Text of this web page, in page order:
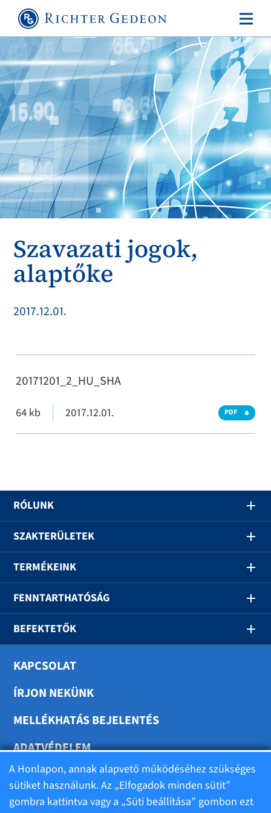
Szavazati jogok,
alaptőke
2017.12.01.
20171201_2_HU_SHA
64 kb 2017.12.01. PDF
RÓLUNK
SZAKTERÜLETEK
TERMÉKEINK
FENNTARTHATÓSÁG
BEFEKTETŐK
KAPCSOLAT
ÍRJON NEKÜNK
MELLÉKHATÁS BEJELENTÉS
ADATVÉDELEM
SÜTIK BEÁLLÍTÁSA
A Honlapon, annak alapvető működéséhez szükséges
sütiket használunk. Az „Elfogadok minden sütit”
gombra kattintva vagy a „Süti beállítása” gombon ezt